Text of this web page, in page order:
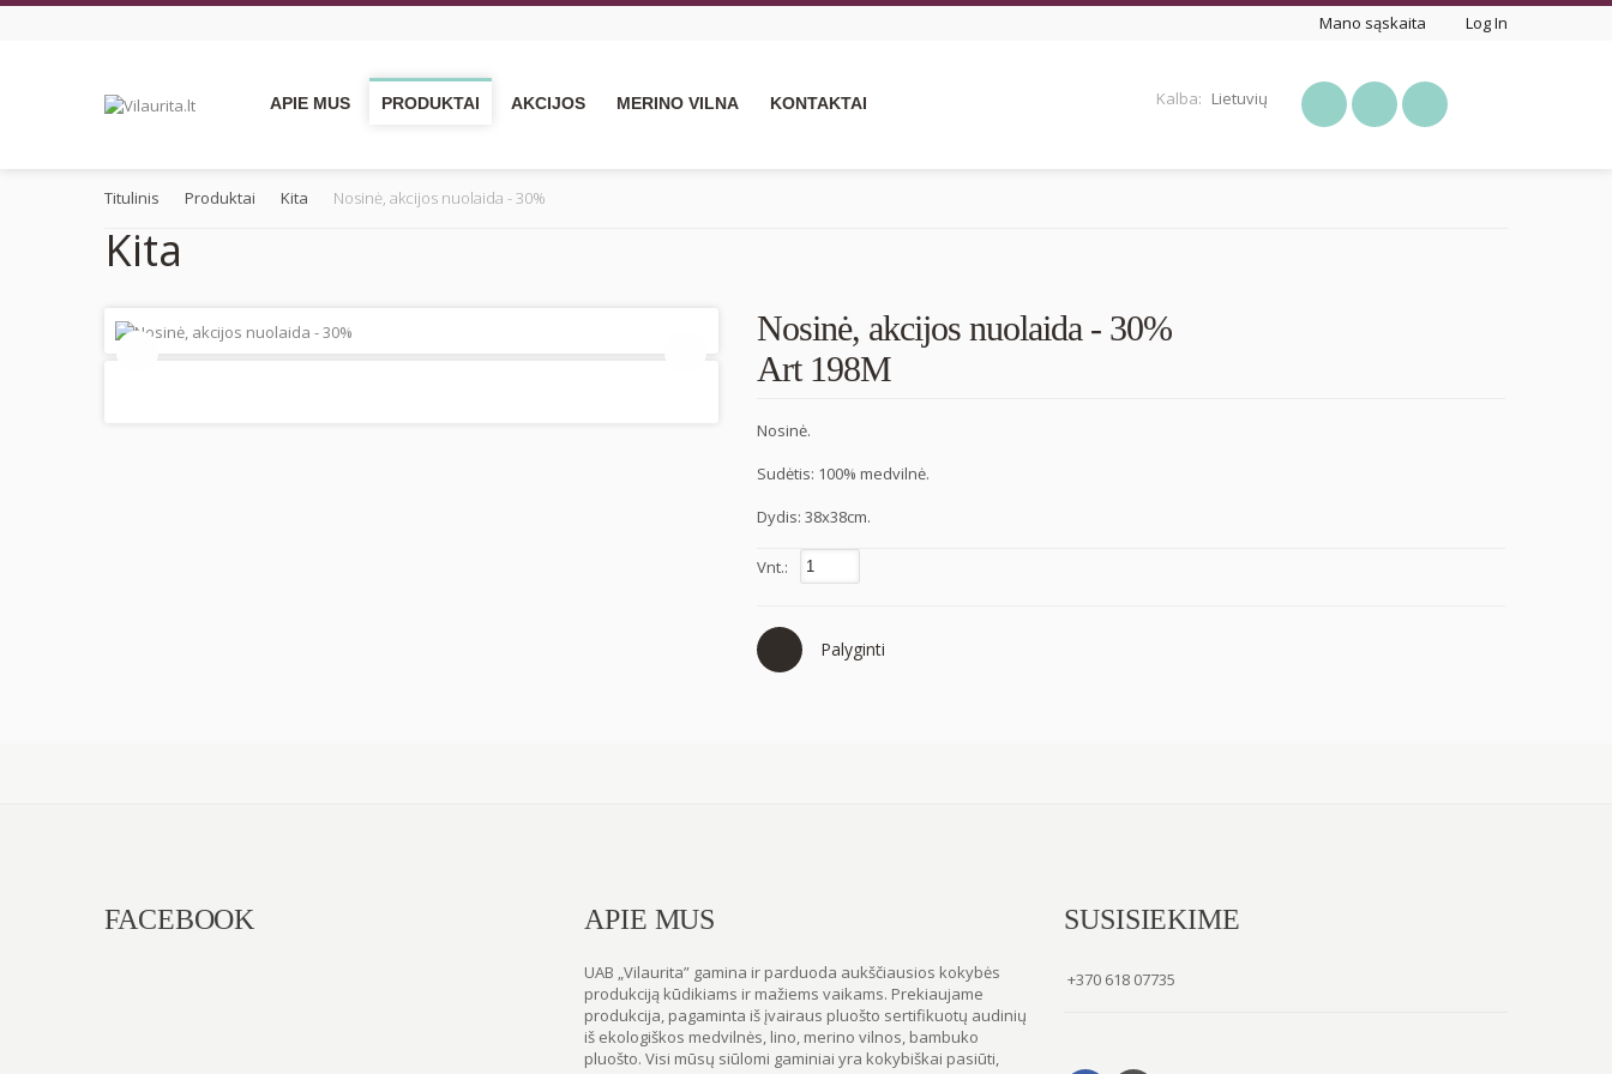
Mano sąskaita Log In
APIE MUS PRODUKTAI AKCIJOS MERINO VILNA KONTAKTAI Kalba: Lietuvių
Titulinis Produktai Kita Nosinė, akcijos nuolaida - 30%
Kita
Nosinė, akcijos nuolaida - 30%
Art 198M
Nosinė.
Sudėtis: 100% medvilnė.
Dydis: 38x38cm.
Vnt.:
Palyginti
FACEBOOK APIE MUS
UAB „Vilaurita” gamina ir parduoda aukščiausios kokybės
produkciją kūdikiams ir mažiems vaikams. Prekiaujame
produkcija, pagaminta iš įvairaus pluošto sertifikuotų audinių
iš ekologiškos medvilnės, lino, merino vilnos, bambuko
pluošto. Visi mūsų siūlomi gaminiai yra kokybiškai pasiūti,
SUSISIEKIME
+370 618 07735